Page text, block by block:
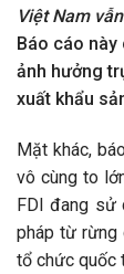
ViệtNam
Báo cáo này
ảnh hưởng
xuất khẩu
Mặt khác,
vô cùng to
FDI đang sử
pháp từ rừng
tổ chức quốc